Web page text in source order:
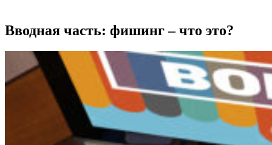
Вводная часть: фишинг – что это?